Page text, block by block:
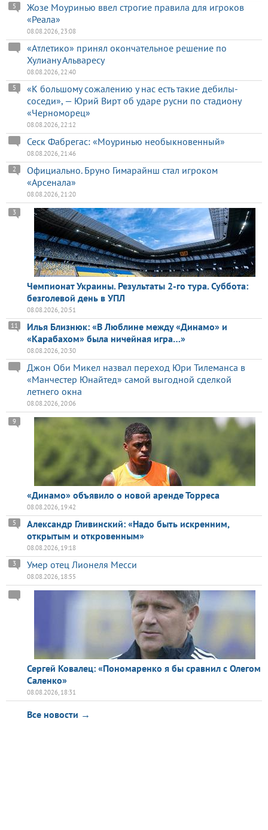
Жозе Моуринью ввел строгие правила для игроков
«Реала»
5
08.08.2026, 23:08
«Атлетико» принял окончательное решение по
Хулиану Альваресу
08.08.2026, 22:40
«К большому сожалению у нас есть такие дебилы-
соседи», — Юрий Вирт об ударе русни по стадиону
«Черноморец»
5
08.08.2026, 22:12
Сеск Фабрегас: «Моуринью необыкновенный»
08.08.2026, 21:46
Официально. Бруно Гимарайнш стал игроком
«Арсенала»
2
08.08.2026, 21:20
Чемпионат Украины. Результаты 2-го тура. Суббота:
безголевой день в УПЛ
3
08.08.2026, 20:51
Илья Близнюк: «В Люблине между «Динамо» и
«Карабахом» была ничейная игра…»
11
08.08.2026, 20:30
Джон Оби Микел назвал переход Юри Тилеманса в
«Манчестер Юнайтед» самой выгодной сделкой
летнего окна
08.08.2026, 20:06
«Динамо» объявило о новой аренде Торреса
9
08.08.2026, 19:42
Александр Гливинский: «Надо быть искренним,
открытым и откровенным»
5
08.08.2026, 19:18
Умер отец Лионеля Месси
3
08.08.2026, 18:55
Сергей Ковалец: «Пономаренко я бы сравнил с Олегом
Саленко»
08.08.2026, 18:31
Все новости →